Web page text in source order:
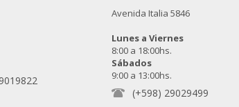
Avenida Italia 5846
Lunes a Viernes
8:00 a 18:00hs.
Sábados
9:00 a 13:00hs.
(+598) 29029499